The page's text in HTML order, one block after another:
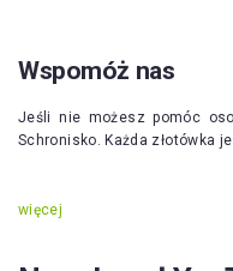
Wspomóż nas
Jeśli nie możesz pomóc
Schronisko. Każda złotówka
więcej